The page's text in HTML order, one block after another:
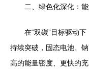
二、绿色化深化：
在“双碳”目标驱动
持续突破，固态电池、
高的能量密度、更快的